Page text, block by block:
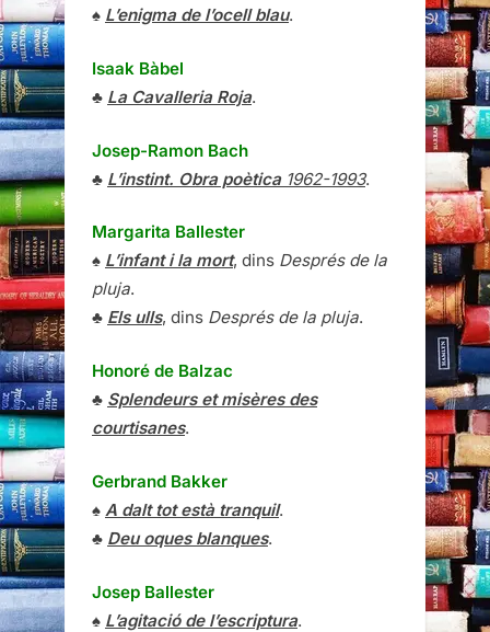
♠ L’enigma de l’ocell blau.
Isaak Bàbel
♣ La Cavalleria Roja.
Josep-Ramon Bach
♣ L’instint. Obra poètica1962-1993.
Margarita Ballester
♠ L’infant i la mort, dins Després de la
pluja.
♣ Els ulls, dins Després de la pluja.
Honoré de Balzac
♣ Splendeurs et misères des
courtisanes.
Gerbrand Bakker
♠ A dalt tot està tranquil.
♣ Deu oques blanques.
Josep Ballester
♠ L’agitació de l’escriptura.